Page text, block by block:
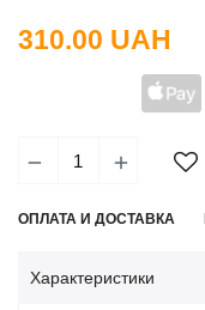
310.00 UAH
ОПЛАТА И ДОСТАВКА
Характеристики